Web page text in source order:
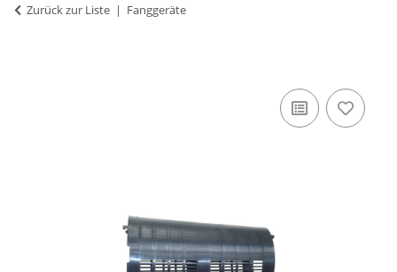
Zurück zur Liste Fanggeräte